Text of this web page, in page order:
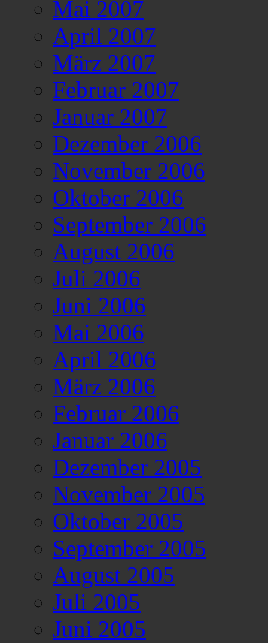
Mai 2007
April 2007
März 2007
Februar 2007
Januar 2007
Dezember 2006
November 2006
Oktober 2006
September 2006
August 2006
Juli 2006
Juni 2006
Mai 2006
April 2006
März 2006
Februar 2006
Januar 2006
Dezember 2005
November 2005
Oktober 2005
September 2005
August 2005
Juli 2005
Juni 2005